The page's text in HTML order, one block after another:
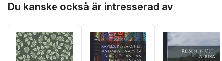
Du kanske också är intresserad av